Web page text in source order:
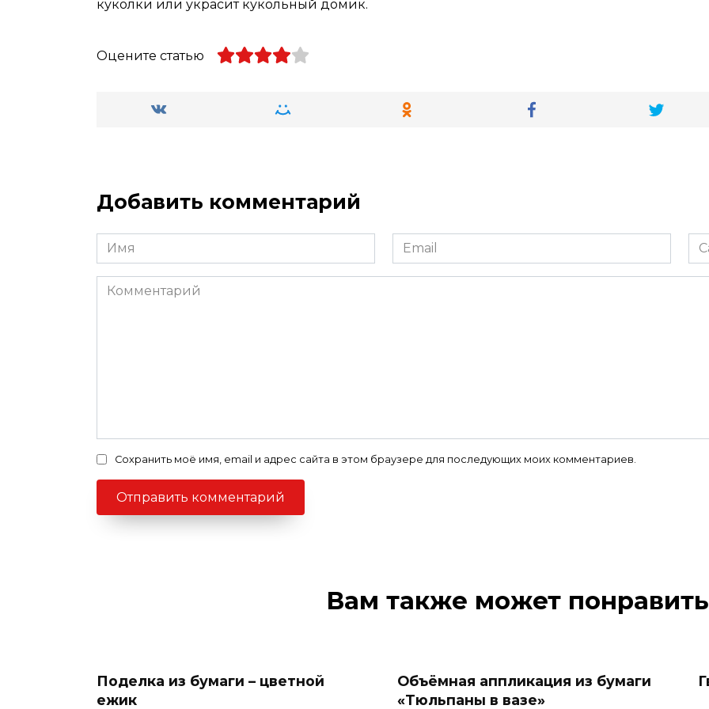
куколки или украсит кукольный домик.
Оцените статью
Добавить комментарий
Имя
*
Email
*
Комментарий
Сохранить моё имя, email и адрес сайта в этом браузере для последующих моих комментариев.
Вам также может
Поделка из бумаги – цветной
ежик
Объёмная аппликация из бумаги
«Тюльпаны в вазе»